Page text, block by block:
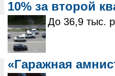
10% за второй
До 36,9 тыс.
«Гаражная